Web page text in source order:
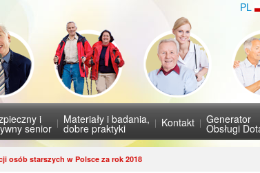
PL
i
senior
Materiały i badania,
dobre praktyki Kontakt Generator
Obsługi
osób starszych w Polsce za rok 2018